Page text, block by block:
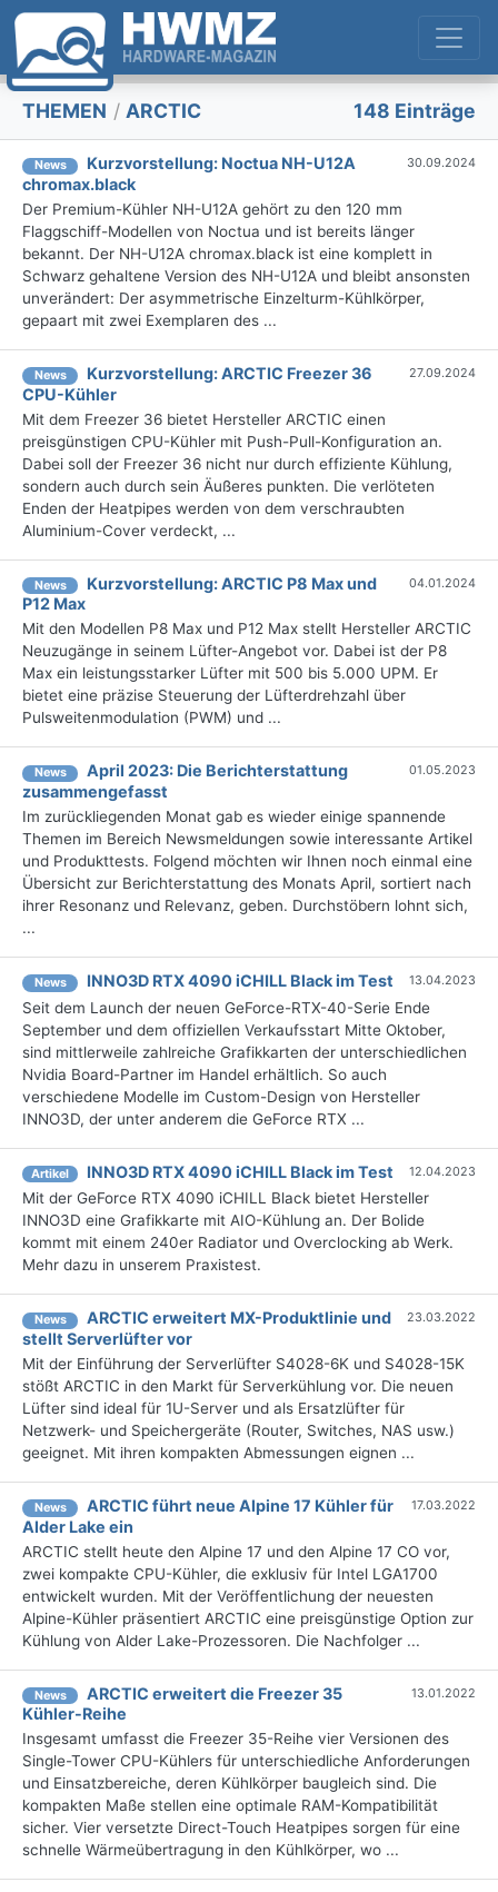
THEMEN / ARCTIC 148 Einträge
News
Kurzvorstellung: Noctua NH-U12A
chromax.black
30.09.2024
Der Premium-Kühler NH-U12A gehört zu den 120 mm
Flaggschiff-Modellen von Noctua und ist bereits länger
bekannt. Der NH-U12A chromax.black ist eine komplett in
Schwarz gehaltene Version des NH-U12A und bleibt ansonsten
unverändert: Der asymmetrische Einzelturm-Kühlkörper,
gepaart mit zwei Exemplaren des ...
News
Kurzvorstellung: ARCTIC Freezer 36
CPU-Kühler
27.09.2024
Mit dem Freezer 36 bietet Hersteller ARCTIC einen
preisgünstigen CPU-Kühler mit Push-Pull-Konfiguration an.
Dabei soll der Freezer 36 nicht nur durch effiziente Kühlung,
sondern auch durch sein Äußeres punkten. Die verlöteten
Enden der Heatpipes werden von dem verschraubten
Aluminium-Cover verdeckt, ...
News
Kurzvorstellung: ARCTIC P8 Max und
P12 Max
04.01.2024
Mit den Modellen P8 Max und P12 Max stellt Hersteller ARCTIC
Neuzugänge in seinem Lüfter-Angebot vor. Dabei ist der P8
Max ein leistungsstarker Lüfter mit 500 bis 5.000 UPM. Er
bietet eine präzise Steuerung der Lüfterdrehzahl über
Pulsweitenmodulation (PWM) und ...
News
April 2023: Die Bericht­erstattung
zusammengefasst
01.05.2023
Im zurückliegenden Monat gab es wieder einige spannende
Themen im Bereich Newsmeldungen sowie interessante Artikel
und Produkttests. Folgend möchten wir Ihnen noch einmal eine
Übersicht zur Berichterstattung des Monats April, sortiert nach
ihrer Resonanz und Relevanz, geben. Durchstöbern lohnt sich,
...
News INNO3D RTX 4090 iCHILL Black im Test 13.04.2023
Seit dem Launch der neuen GeForce-RTX-40-Serie Ende
September und dem offiziellen Verkaufsstart Mitte Oktober,
sind mittlerweile zahlreiche Grafikkarten der unterschiedlichen
Nvidia Board-Partner im Handel erhältlich. So auch
verschiedene Modelle im Custom-Design von Hersteller
INNO3D, der unter anderem die GeForce RTX ...
Artikel INNO3D RTX 4090 iCHILL Black im Test 12.04.2023
Mit der GeForce RTX 4090 iCHILL Black bietet Hersteller
INNO3D eine Grafikkarte mit AIO-Kühlung an. Der Bolide
kommt mit einem 240er Radiator und Overclocking ab Werk.
Mehr dazu in unserem Praxistest.
News
ARCTIC erweitert MX-Produktlinie und
stellt Serverlüfter vor
23.03.2022
Mit der Einführung der Serverlüfter S4028-6K und S4028-15K
stößt ARCTIC in den Markt für Serverkühlung vor. Die neuen
Lüfter sind ideal für 1U-Server und als Ersatzlüfter für
Netzwerk- und Speichergeräte (Router, Switches, NAS usw.)
geeignet. Mit ihren kompakten Abmessungen eignen ...
News
ARCTIC führt neue Alpine 17 Kühler für
Alder Lake ein
17.03.2022
ARCTIC stellt heute den Alpine 17 und den Alpine 17 CO vor,
zwei kompakte CPU-Kühler, die exklusiv für Intel LGA1700
entwickelt wurden. Mit der Veröffentlichung der neuesten
Alpine-Kühler präsentiert ARCTIC eine preisgünstige Option zur
Kühlung von Alder Lake-Prozessoren. Die Nachfolger ...
News
ARCTIC erweitert die Freezer 35
Kühler-Reihe
13.01.2022
Insgesamt umfasst die Freezer 35-Reihe vier Versionen des
Single-Tower CPU-Kühlers für unterschiedliche Anforderungen
und Einsatzbereiche, deren Kühlkörper baugleich sind. Die
kompakten Maße stellen eine optimale RAM-Kompatibilität
sicher. Vier versetzte Direct-Touch Heatpipes sorgen für eine
schnelle Wärmeübertragung in den Kühlkörper, wo ...